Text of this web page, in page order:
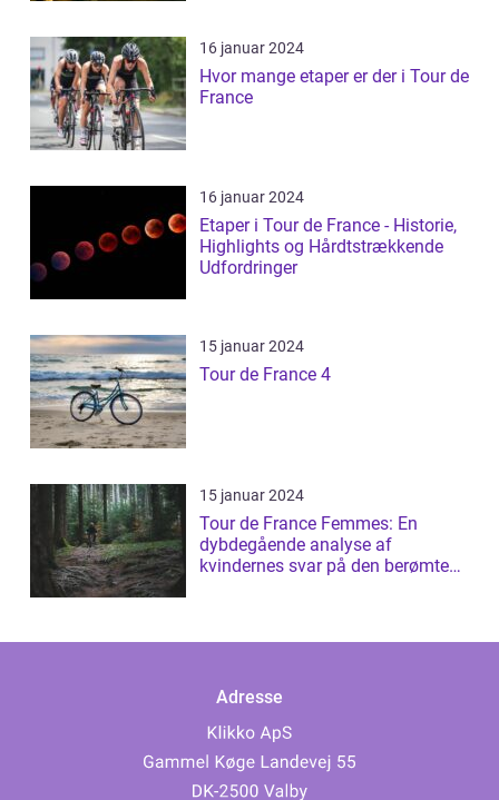
16 januar 2024
Hvor mange etaper er der i Tour de
France
16 januar 2024
Etaper i Tour de France - Historie,
Highlights og Hårdtstrækkende
Udfordringer
15 januar 2024
Tour de France 4
15 januar 2024
Tour de France Femmes: En
dybdegående analyse af
kvindernes svar på den berømte
Adresse